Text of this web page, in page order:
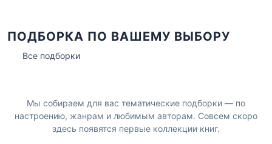
ПОДБОРКА ПО ВАШЕМУ ВЫБОРУ
Все подборки
Мы собираем для вас тематические подборки — по
настроению, жанрам и любимым авторам. Совсем скоро
здесь появятся первые коллекции книг.